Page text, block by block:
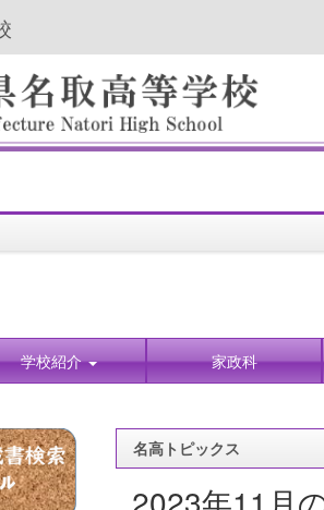
学校紹介 家政科
名高トピックス